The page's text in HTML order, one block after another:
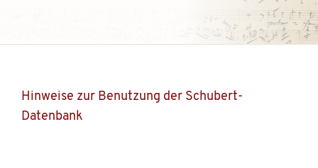
Hinweise zur Benutzung der Schubert-
Datenbank